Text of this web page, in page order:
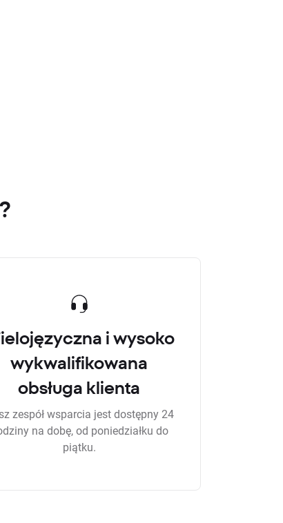
i wysoko
wykwalifikowana
obsługa klienta
zespół wsparcia jest dostępny 24
na dobę, od poniedziałku do
piątku.